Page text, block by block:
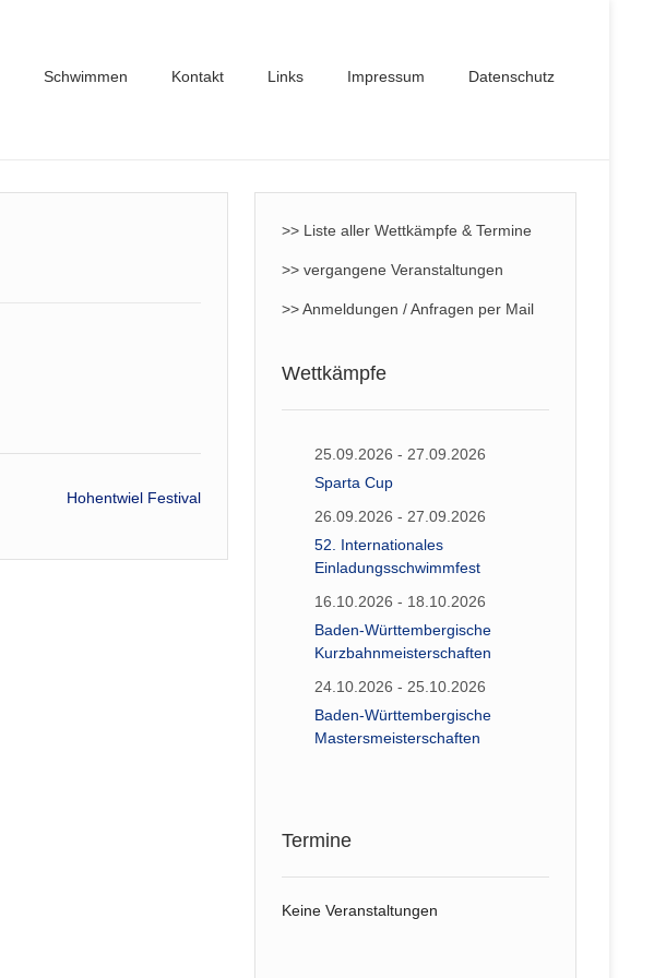
Schwimmen Kontakt Links Impressum Datenschutz
Hohentwiel Festival
>> Liste aller Wettkämpfe & Termine
>> vergangene Veranstaltungen
>> Anmeldungen / Anfragen per Mail
Wettkämpfe
25.09.2026 - 27.09.2026
Sparta Cup
26.09.2026 - 27.09.2026
52. Internationales
Einladungsschwimmfest
16.10.2026 - 18.10.2026
Baden-Württembergische
Kurzbahnmeisterschaften
24.10.2026 - 25.10.2026
Baden-Württembergische
Mastersmeisterschaften
Termine
Keine Veranstaltungen